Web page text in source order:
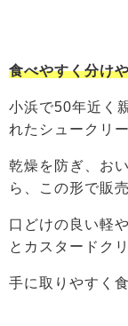
食べやすく分け
小浜で50年近く
れたシュークリー
乾燥を防ぎ、お
ら、この形で販
口どけの良い軽
とカスタードク
手に取りやすく